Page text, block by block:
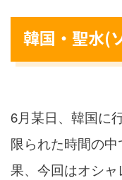
韓国・聖水(
6月某日、韓国に
限られた時間の
果、今回はオシ